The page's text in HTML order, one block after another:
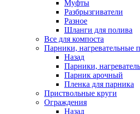
Муфты
Разбрызгиватели
Разное
Шланги для полива
Все для компоста
Парники, нагревательные
Назад
Парники,
Парник арочный
Пленка для парника
Приствольные круги
Ограждения
Назад